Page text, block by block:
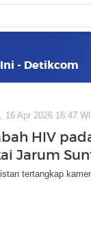
- Detikcom
16 Apr 2026 16:47
HIV
Jarum
tertangkap